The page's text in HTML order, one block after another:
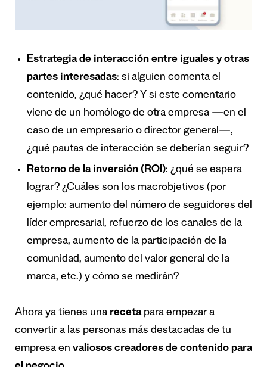
Estrategia de interacción entre iguales y otras
partes interesadas: si alguien comenta el
contenido, ¿qué hacer? Y si este comentario
viene de un homólogo de otra empresa —en el
caso de un empresario o director general—,
¿qué pautas de interacción se deberían seguir?
Retorno de la inversión (ROI): ¿qué se espera
lograr? ¿Cuáles son los macrobjetivos (por
ejemplo: aumento del número de seguidores del
líder empresarial, refuerzo de los canales de la
empresa, aumento de la participación de la
comunidad, aumento del valor general de la
marca, etc.) y cómo se medirán?
Ahora ya tienes una recetapara empezar a
convertir a las personas más destacadas de tu
empresa en valiosos creadores de contenido para